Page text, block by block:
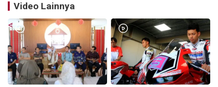
Video Lainnya